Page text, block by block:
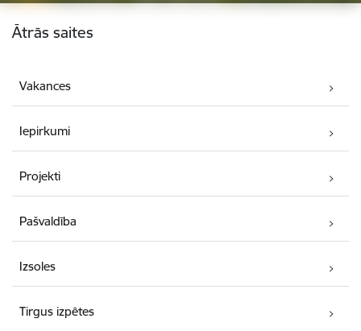
Kājene
Ātrās saites
Vakances
Iepirkumi
Projekti
Pašvaldība
Izsoles
Tirgus izpētes